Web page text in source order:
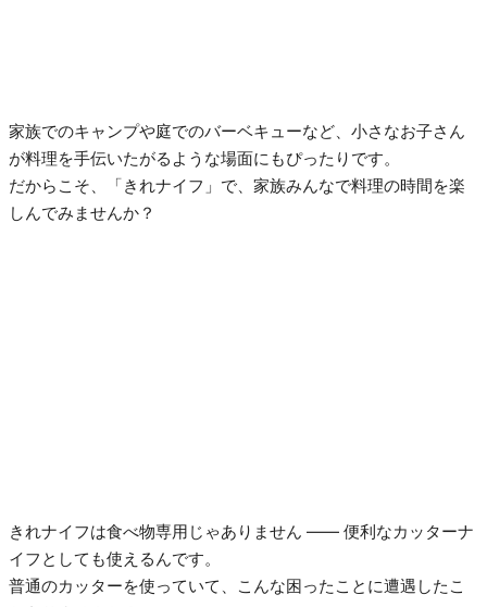
家族でのキャンプや庭でのバーベキューなど、小さなお子さん
が料理を手伝いたがるような場面にもぴったりです。
だからこそ、「きれナイフ」で、家族みんなで料理の時間を楽
しんでみませんか？
きれナイフは食べ物専用じゃありません —— 便利なカッターナ
イフとしても使えるんです。
普通のカッターを使っていて、こんな困ったことに遭遇したこ